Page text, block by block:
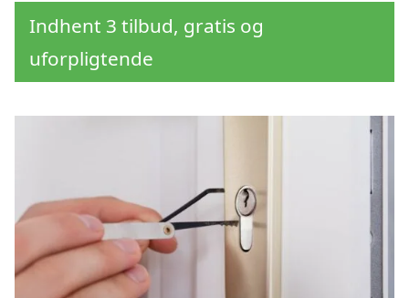
Indhent 3 tilbud, gratis og
uforpligtende